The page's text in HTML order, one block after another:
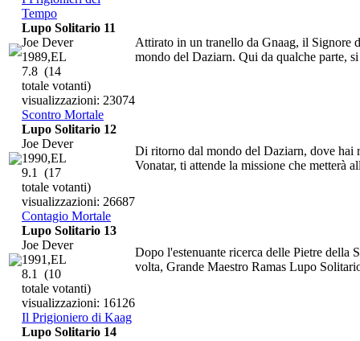
Tempo
Attirato in un tranello da Gnaag, il Signore
mondo del Daziarn. Qui da qualche parte,
Lupo Solitario 11
Joe Dever
1989,EL
7.8 (14
totale votanti)
visualizzazioni: 23074
Scontro Mortale
Di ritorno dal mondo del Daziarn, dove hai
Vonatar, ti attende la missione che metterà
Lupo Solitario 12
Joe Dever
1990,EL
9.1
(17
totale votanti)
visualizzazioni: 26687
Contagio Mortale
Dopo l'estenuante ricerca delle Pietre della
volta, Grande Maestro Ramas Lupo
Lupo Solitario 13
Joe Dever
1991,EL
8.1
(10
totale votanti)
visualizzazioni: 16126
Il Prigioniero di Kaag
Lupo Solitario 14